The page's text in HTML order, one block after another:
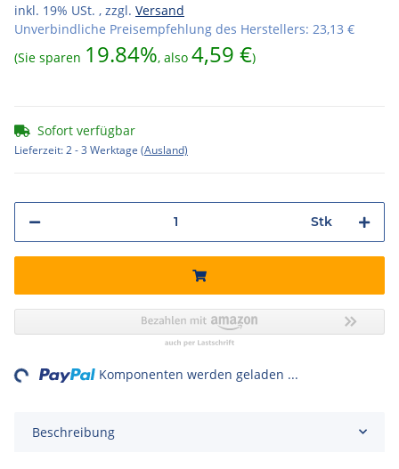
inkl. 19% USt. , zzgl. Versand
Unverbindliche Preisempfehlung des Herstellers: 23,13 €
(Sie sparen 19.84%, also 4,59 €)
Sofort verfügbar
Lieferzeit:2 - 3 Werktage (Ausland)
Stk
Komponenten werden geladen ...
Beschreibung